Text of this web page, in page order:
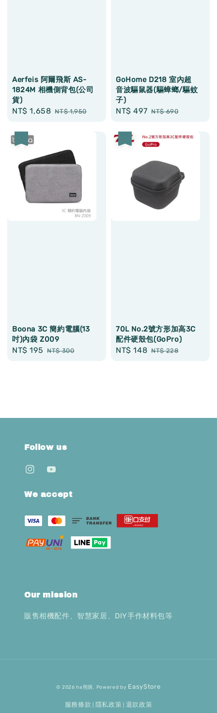
Aerfeis 阿爾飛斯 AS-
1824M 相機側背包(公司
貨)
Sale
NT$ 1,658 Regular
NT$ 1,950
GoHome D218 室內超
音波驅鼠器(驅蟑螂/驅蚊
子)
Sale
NT$ 497 Regular
NT$ 690
Boona 3C 簡約電腦(13
吋)內袋 Z009
Sale
NT$ 195 Regular
NT$ 300
70L No.2號方形加高3C
配件硬殼包(GoPro)
Sale
NT$ 148 Regular
NT$ 228
Follow us
We accept
Our mission
販售相機配件、智慧家居、DIY手作材料包等
© 2026 ha熊購. Powered by EasyStore
服務條款 隱私政策 退款政策